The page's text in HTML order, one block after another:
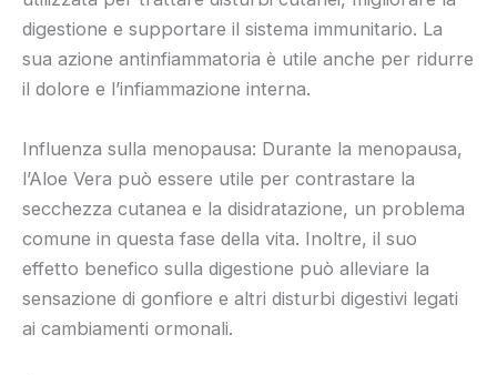
digestione e supportare il sistema immunitario. La
sua azione antinfiammatoria è utile anche per ridurre
il dolore e l’infiammazione interna.
Influenza sulla menopausa: Durante la menopausa,
l’Aloe Vera può essere utile per contrastare la
secchezza cutanea e la disidratazione, un problema
comune in questa fase della vita. Inoltre, il suo
effetto benefico sulla digestione può alleviare la
sensazione di gonfiore e altri disturbi digestivi legati
ai cambiamenti ormonali.